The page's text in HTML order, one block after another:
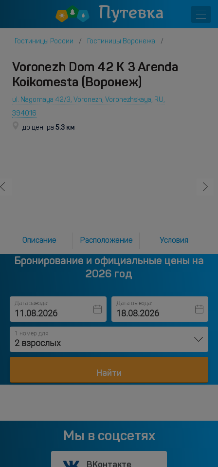
Гостиницы России Гостиницы Воронежа
Voronezh Dom 42 K 3 Arenda
Koikomesta (Воронеж)
ul. Nagornaya 42/3, Voronezh, Voronezhskaya, RU,
394016
до центра 5.3 км
Описание Расположение Условия
Бронирование и официальные цены на
2026 год
Дата заезда: Дата выезда:
1 номер для
2 взрослых
Найти
Мы в соцсетях
ВКонтакте